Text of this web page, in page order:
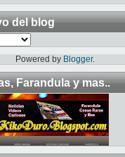
del blog
Powered by Blogger.
Farandula y mas..